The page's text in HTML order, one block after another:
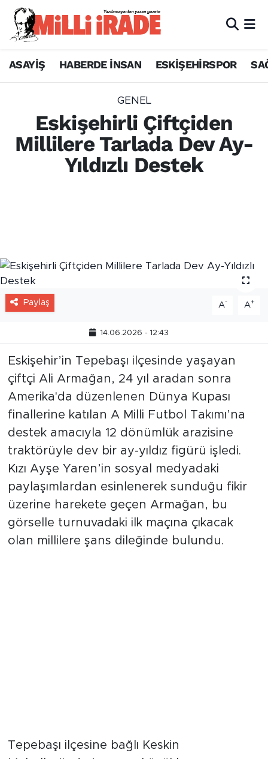
ASAYİŞ HABERDE İNSAN ESKİŞEHİRSPOR
GENEL
Eskişehirli Çiftçiden
Millilere Tarlada Dev Ay-
Yıldızlı Destek
Paylaş A- A+
14.06.2026 - 12:43
Eskişehir’in Tepebaşı ilçesinde yaşayan
çiftçi Ali Armağan, 24 yıl aradan sonra
Amerika'da düzenlenen Dünya Kupası
finallerine katılan A Milli Futbol Takımı’na
destek amacıyla 12 dönümlük arazisine
traktörüyle dev bir ay-yıldız figürü işledi.
Kızı Ayşe Yaren’in sosyal medyadaki
paylaşımlardan esinlenerek sunduğu fikir
üzerine harekete geçen Armağan, bu
görselle turnuvadaki ilk maçına çıkacak
olan millilere şans dileğinde bulundu.
kazayağı ve tırmık takarak tarlaya inen